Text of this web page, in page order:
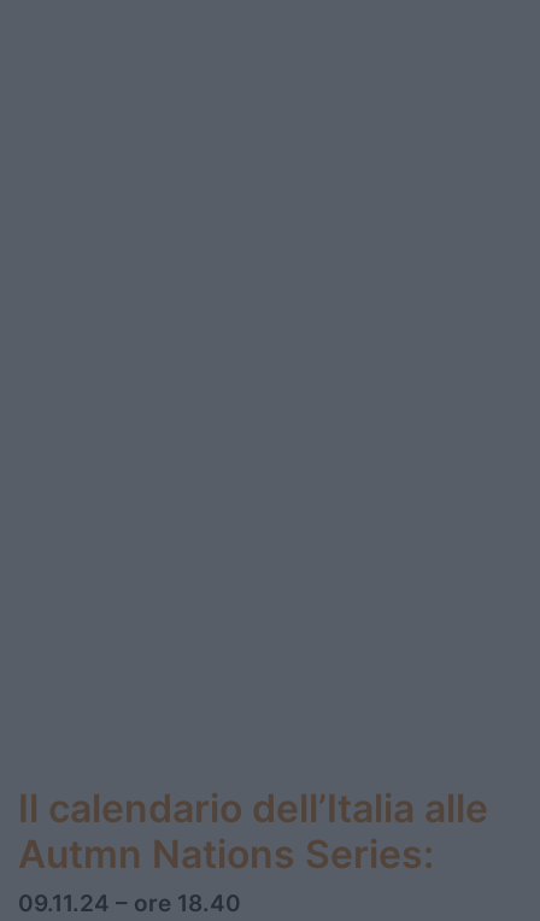
Il calendario dell’Italia alle
Autmn Nations Series:
09.11.24 – ore 18.40